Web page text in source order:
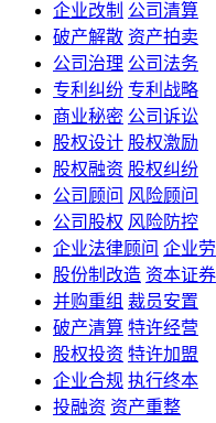
企业改制 公司清算
破产解散 资产拍卖
公司治理 公司法务
专利纠纷 专利战略
商业秘密 公司诉讼
股权设计 股权激励
股权融资 股权纠纷
公司顾问 风险顾问
公司股权 风险防控
企业法律顾问 企业
股份制改造 资本证券
并购重组 裁员安置
破产清算 特许经营
股权投资 特许加盟
企业合规 执行终本
投融资 资产重整